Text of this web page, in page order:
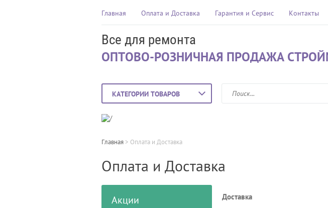
Главная Оплата и Доставка Гарантия и Сервис Контакты
Все для ремонта
ОПТОВО-РОЗНИЧНАЯ ПРОДАЖА
КАТЕГОРИИ ТОВАРОВ
Главная > Оплата и Доставка
Оплата и Доставка
Акции
Доставка